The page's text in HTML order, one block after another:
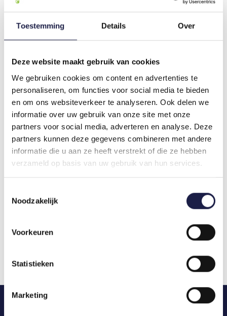
Toestemming Details Over
Deze website maakt gebruik van cookies
We gebruiken cookies om content en advertenties te
personaliseren, om functies voor social media te bieden
en om ons websiteverkeer te analyseren. Ook delen we
informatie over uw gebruik van onze site met onze
partners voor social media, adverteren en analyse. Deze
partners kunnen deze gegevens combineren met andere
informatie die u aan ze heeft verstrekt of die ze hebben
verzameld op basis van uw gebruik van hun services.
Noodzakelijk
Voorkeuren
Statistieken
Marketing
THIAMACARE PRODUKTPALETTE
Thiamacare ist in den folgenden Stärken erhältlich:
Thiamacare 10 mg/ml | 30 ml Packung
WIE KANN ICH THIAMACARE KAUFEN?
Thiamacare ist rezeptpflichtig und kann nur über
Ihren Tierarzt bezogen werden. Aufgrund der
europäischen Vorschriften ist es nicht möglich, es
online zu kaufen, aber Sie können das
Medikament erhalten, indem Sie ein Foto des
Rezepts an unsere Apotheke schicken. Weitere
Informationen finden Sie auf der Produktseite.
WICHTIGE INFORMATIONEN
Thiamacare ist eine wirksame Behandlung für
Katzen, aber es ist wichtig, dass Sie die
Dosierungsanweisungen Ihres Tierarztes genau
befolgen. Es kann Nebenwirkungen verursachen,
daher sollten Sie bei Bedenken immer einen